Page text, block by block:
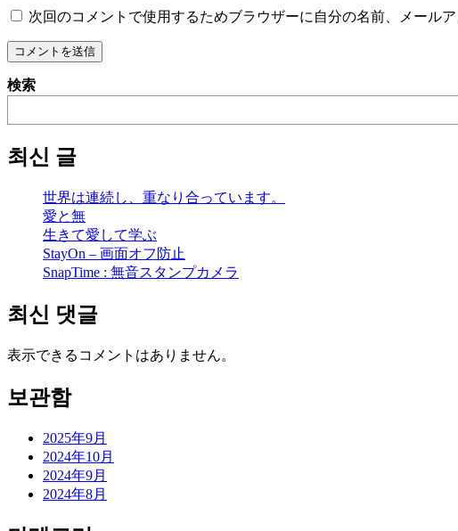
次回のコメントで使用するためブラウザーに自分の名前、メールア
検索
최신 글
世界は連続し、重なり合っています。
愛と無
生きて愛して学ぶ
StayOn – 画面オフ防止
SnapTime : 無音スタンプカメラ
최신 댓글
表示できるコメントはありません。
보관함
2025年9月
2024年10月
2024年9月
2024年8月